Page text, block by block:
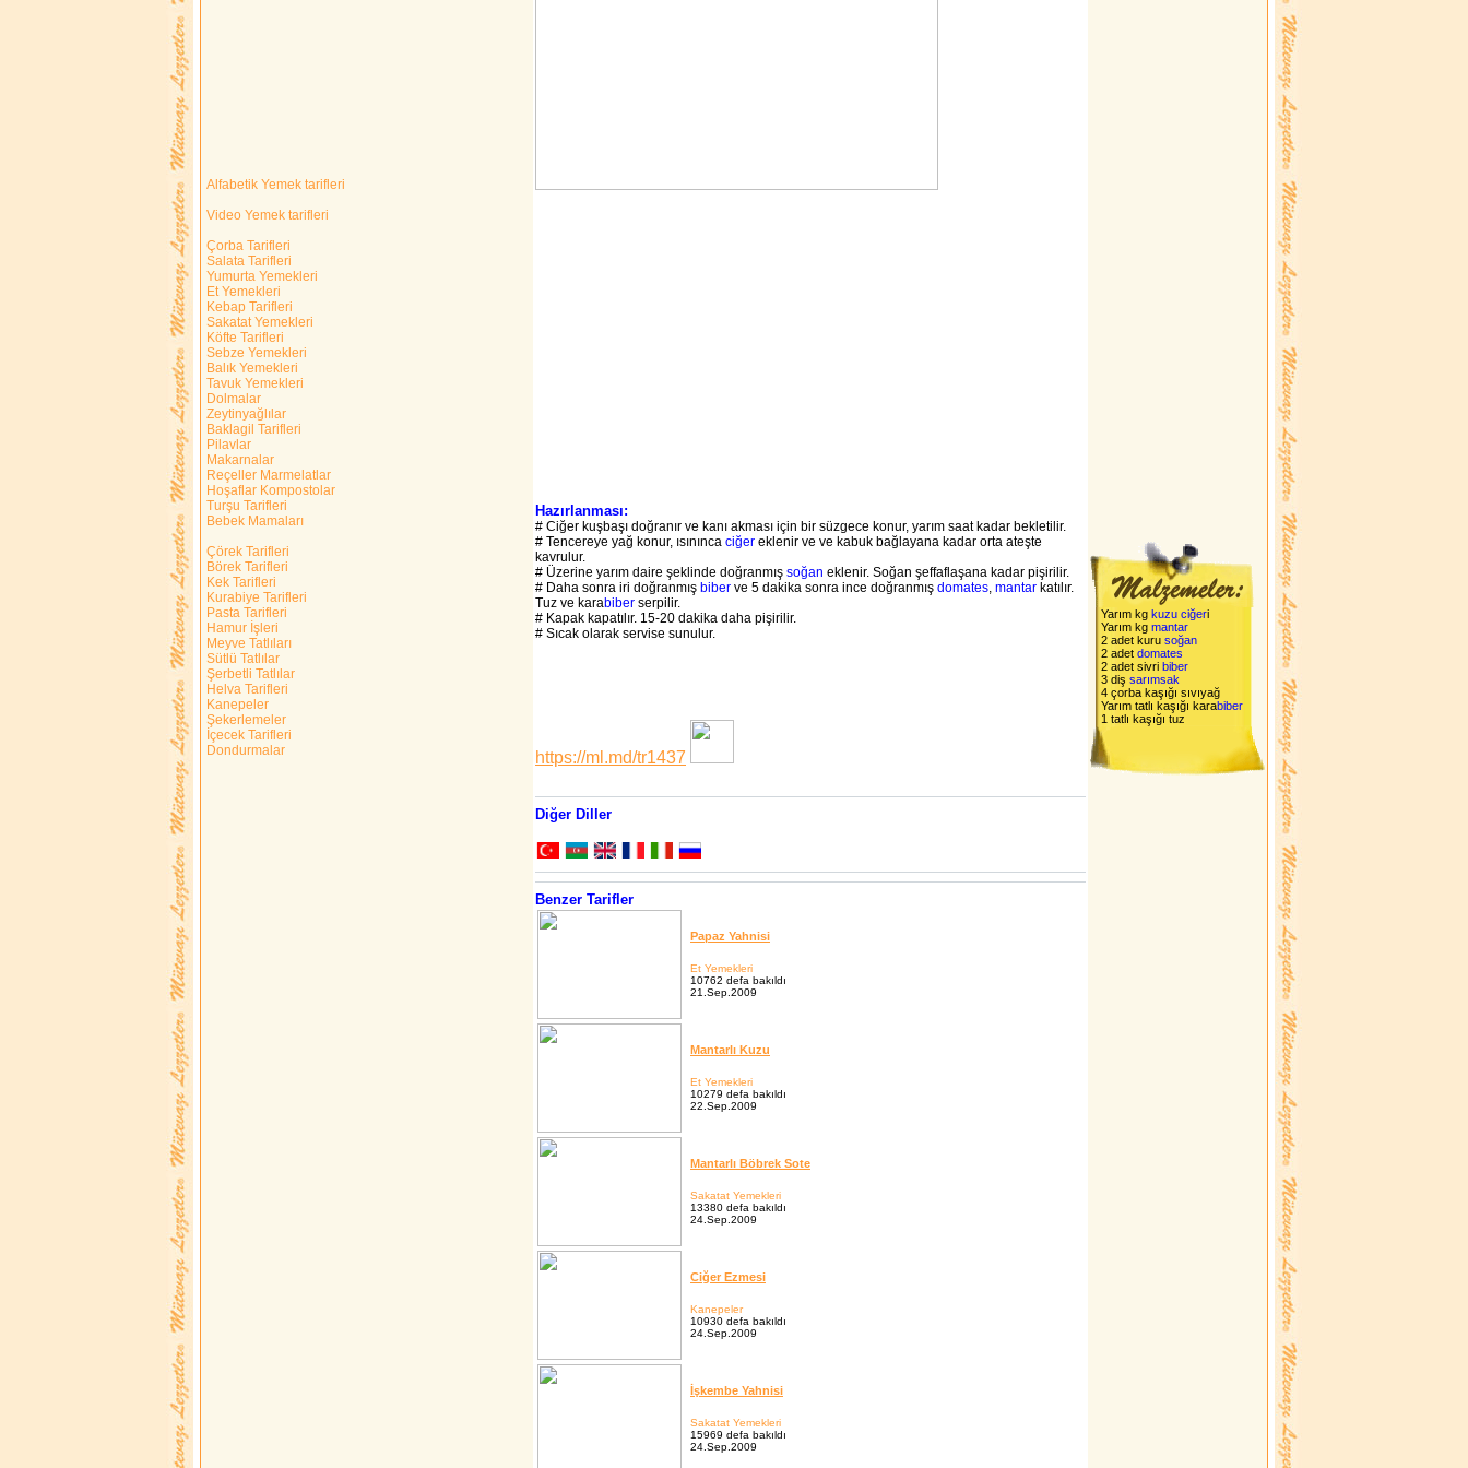
Alfabetik Yemek tarifleri
Video Yemek tarifleri
Çorba Tarifleri
Salata Tarifleri
Yumurta Yemekleri
Et Yemekleri
Kebap Tarifleri
Sakatat Yemekleri
Köfte Tarifleri
Sebze Yemekleri
Balık Yemekleri
Tavuk Yemekleri
Dolmalar
Zeytinyağlılar
Baklagil Tarifleri
Pilavlar
Makarnalar
Reçeller Marmelatlar
Hoşaflar Kompostolar
Turşu Tarifleri
Bebek Mamaları
Çörek Tarifleri
Börek Tarifleri
Kek Tarifleri
Kurabiye Tarifleri
Pasta Tarifleri
Hamur İşleri
Meyve Tatlıları
Sütlü Tatlılar
Şerbetli Tatlılar
Helva Tarifleri
Kanepeler
Şekerlemeler
İçecek Tarifleri
Dondurmalar
Hazırlanması:
# Ciğer kuşbaşı doğranır ve kanı akması için bir süzgece konur, yarım saat kadar bekletilir.
# Tencereye yağ konur, ısınınca ciğer eklenir ve ve kabuk bağlayana kadar orta ateşte
kavrulur.
# Üzerine yarım daire şeklinde doğranmış soğan eklenir. Soğan şeffaflaşana kadar pişirilir.
# Daha sonra iri doğranmış biber ve 5 dakika sonra ince doğranmış domates, mantar katılır.
Tuz ve karabiber serpilir.
# Kapak kapatılır. 15-20 dakika daha pişirilir.
# Sıcak olarak servise sunulur.
https://ml.md/tr1437
Diğer Diller
Benzer Tarifler
Papaz Yahnisi
Et Yemekleri
10762 defa bakıldı
21.Sep.2009
Mantarlı Kuzu
Et Yemekleri
10279 defa bakıldı
22.Sep.2009
Mantarlı Böbrek Sote
Sakatat Yemekleri
13380 defa bakıldı
24.Sep.2009
Ciğer Ezmesi
Kanepeler
10930 defa bakıldı
24.Sep.2009
İşkembe Yahnisi
Sakatat Yemekleri
15969 defa bakıldı
24.Sep.2009
Yarım kg kuzu ciğeri
Yarım kg mantar
2 adet kuru soğan
2 adet domates
2 adet sivri biber
3 diş sarımsak
4 çorba kaşığı sıvıyağ
Yarım tatlı kaşığı karabiber
1 tatlı kaşığı tuz